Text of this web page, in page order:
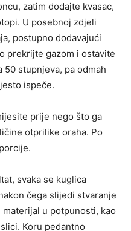
zatim dodajte kvasac,
U posebnoj zdjeli
postupno dodavajući
prekrijte gazom i ostavite
stupnjeva, pa odmah
ispeče.
prije nego što ga
otprilike oraha. Po
svaka se kuglica
čega slijedi stvaranje
u potpunosti, kao
Koru pedantno